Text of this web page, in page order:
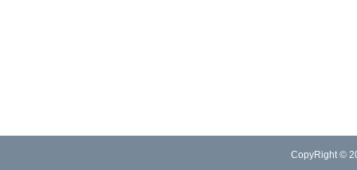
CopyRight ©